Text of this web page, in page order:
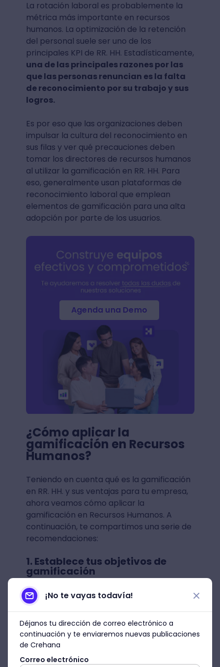
La rotación laboral es probablemente la
métrica más importante en recursos
humanos. La optimización de la retención
del personal suele ser uno de los
principales KPI de RR. HH. Estadísticamente,
una de las principales razones por las
que las personas renuncian es la falta
de reconocimiento por su trabajo y sus
logros.
Es por eso que las organizaciones deben
impulsar la cultura del reconocimiento en
sus filas y ver qué precauciones deben
tomar los directores de recursos humanos
al utilizar la gamificación en RR. HH. Para
eso, generalmente usan plataformas de
reconocimiento laboral que emplean
elementos de gamificación para una alta
adopción por parte de los usuarios.
Agenda una Demo
¿Cómo aplicar la
gamificación en Recursos
Humanos?
Teniendo en cuenta qué es la gamificación
en RR. HH. y sus ventajas para tu empresa,
ahora veamos cómo aplicar la
gamificación en Recursos Humanos. A
continuación, te compartimos una serie de
recomendaciones:
1. Establece tus objetivos de
gamificación
En primer lugar, es importante establecer
cuáles son tus metas con el
gamificación en Recursos Humanos. Ten en
cuenta que podrás fijar
objetivos
objetivos específicos. En efecto, entre los
¡No te vayas todavía!
Déjanos tu dirección de correo electrónico a
continuación y te enviaremos nuevas publicaciones
de Crehana
Correo electrónico